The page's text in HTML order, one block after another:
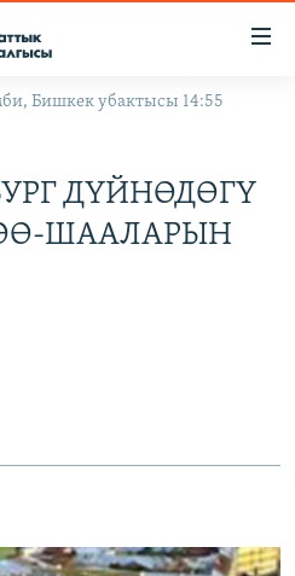
Бишкек убактысы 14:55
ДҮЙНӨДӨГҮ
ШААЛАРЫН